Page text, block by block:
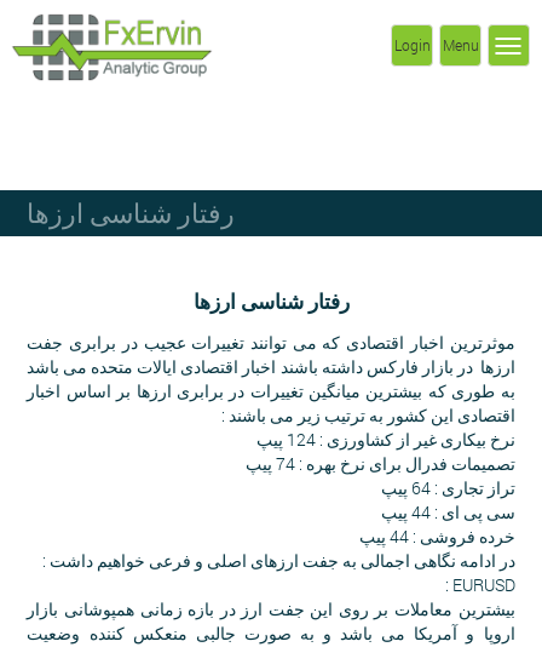
Menu
Login
رفتار شناسی ارزها
رفتار شناسی ارزها
موثرترین اخبار اقتصادی که می توانند تغییرات عجیب در برابری جفت
ارزها در بازار فارکس داشته باشند اخبار اقتصادی ایالات متحده می باشد
به طوری که بیشترین میانگین تغییرات در برابری ارزها بر اساس اخبار
اقتصادی این کشور به ترتیب زیر می باشند :
نرخ بیکاری غیر از کشاورزی : 124 پیپ
تصمیمات فدرال برای نرخ بهره : 74 پیپ
تراز تجاری : 64 پیپ
سی پی ای : 44 پیپ
خرده فروشی : 44 پیپ
در ادامه نگاهی اجمالی به جفت ارزهای اصلی و فرعی خواهیم داشت :
EURUSD :
بیشترین معاملات بر روی این جفت ارز در بازه زمانی همپوشانی بازار
اروپا و آمریکا می باشد و به صورت جالبی منعکس کننده وضعیت